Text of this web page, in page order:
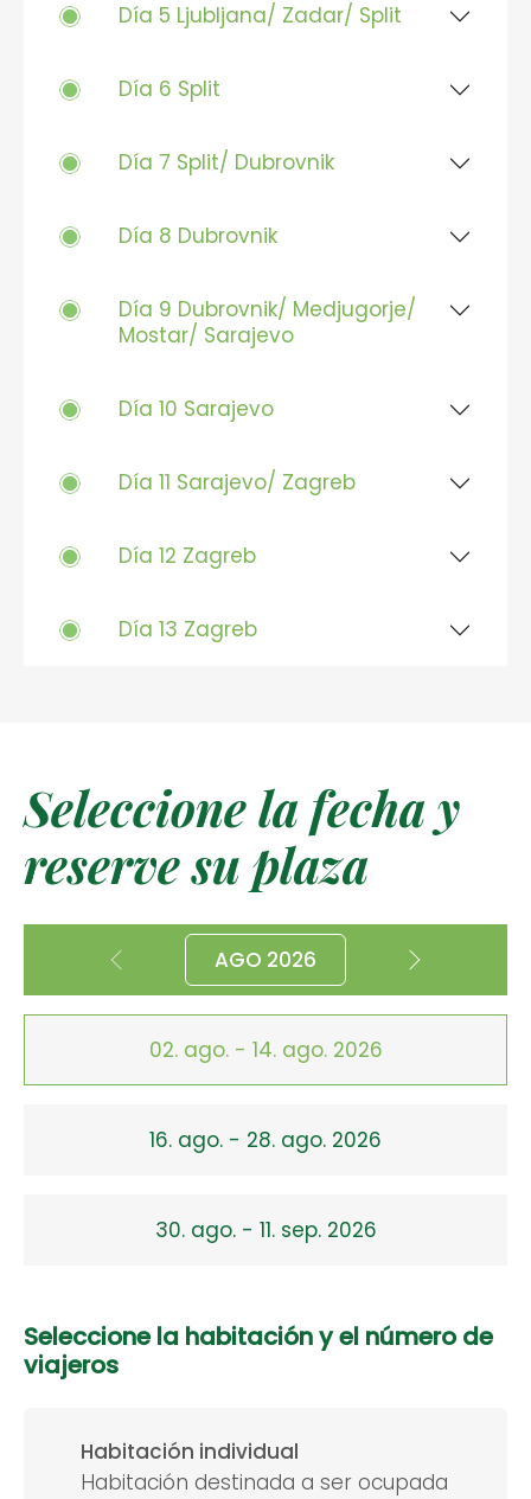
Día 5 Ljubljana/ Zadar/ Split
Día 6 Split
Día 7 Split/ Dubrovnik
Día 8 Dubrovnik
Día 9 Dubrovnik/ Medjugorje/
Mostar/ Sarajevo
Día 10 Sarajevo
Día 11 Sarajevo/ Zagreb
Día 12 Zagreb
Día 13 Zagreb
Seleccione la fecha y
reserve su plaza
AGO 2026
02. ago. - 14. ago. 2026
16. ago. - 28. ago. 2026
30. ago. - 11. sep. 2026
Seleccione la habitación y el número de
viajeros
Habitación individual
Habitación destinada a ser ocupada